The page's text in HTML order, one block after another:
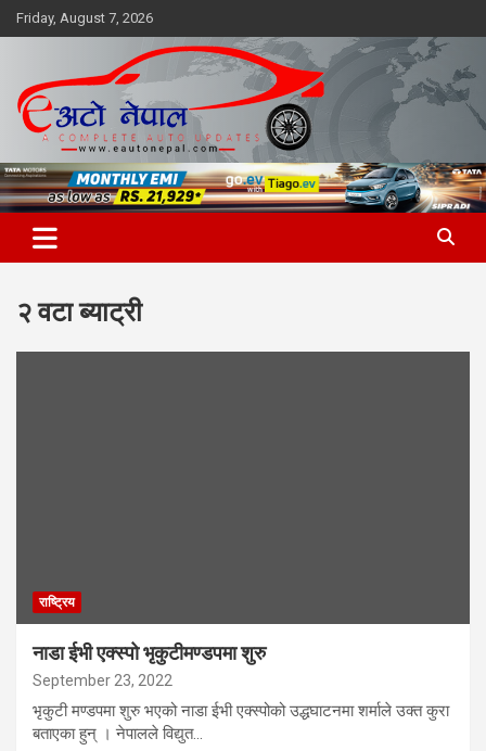
Skip
to
Friday, August 7, 2026
२ वटा ब्याट्री
राष्ट्रिय
नाडा ईभी एक्स्पो भृकुटीमण्डपमा शुरु
September 23, 2022
भृकुटी मण्डपमा शुरु भएको नाडा ईभी एक्स्पोको उद्धघाटनमा शर्माले उक्त कुरा
बताएका हुन् । नेपालले विद्युत…